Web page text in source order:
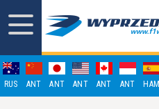
RUS ANT ANT ANT ANT ANT HAM